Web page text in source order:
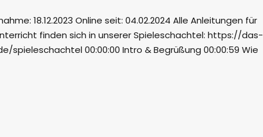
18.12.2023 Online seit: 04.02.2024 Alle Anleitungen für
finden sich in unserer Spieleschachtel: https://das-
spieleschachtel 00:00:00 Intro & Begrüßung 00:00:59 Wie